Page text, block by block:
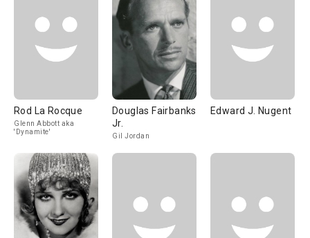
Rod La Rocque
Glenn Abbott aka
'Dynamite'
Douglas Fairbanks
Jr.
Gil Jordan
Edward J. Nugent